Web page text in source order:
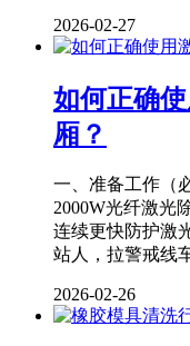
2026-02-27
如何正确
厢？
一、准备工作（
2000W光纤激光
连续更快防护激
站人，拉警戒线
2026-02-26